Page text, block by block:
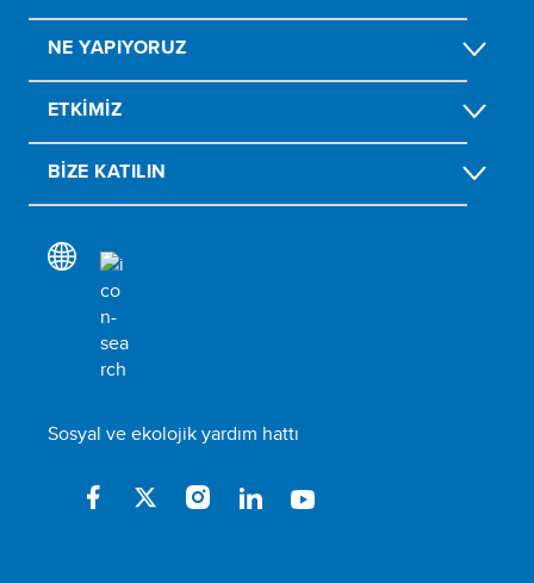
NE YAPIYORUZ
ETKIMIZ
BIZE KATILIN
Sosyal ve ekolojik yardım hattı